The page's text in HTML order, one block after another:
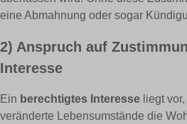
eine Abmahnung oder sogar
2) Anspruch auf
Interesse
Ein berechtigtes Interesse liegt
veränderte Lebensumstände die